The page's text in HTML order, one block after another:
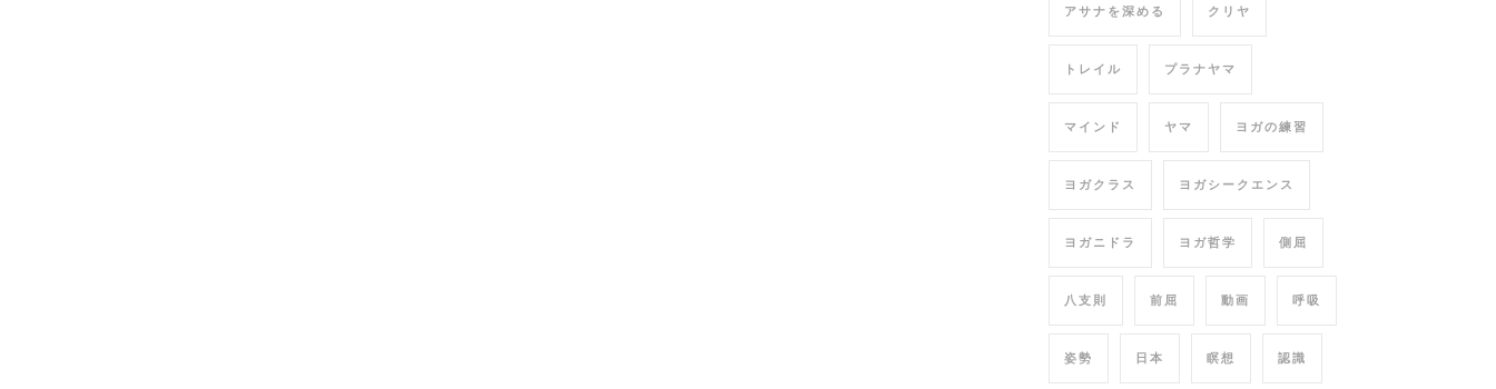
アサナを深める クリヤ
トレイル プラナヤマ
マインド ヤマ ヨガの練習
ヨガクラス ヨガシークエンス
ヨガニドラ ヨガ哲学 側屈
八支則 前屈 動画 呼吸
姿勢 日本 瞑想 認識